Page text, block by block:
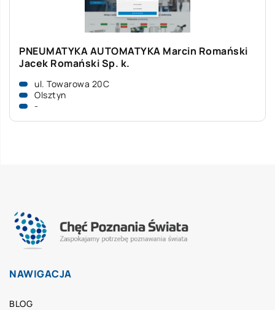
PNEUMATYKA AUTOMATYKA Marcin Romański
Jacek Romański Sp. k.
ul. Towarowa 20C
Olsztyn
-
NAWIGACJA
BLOG